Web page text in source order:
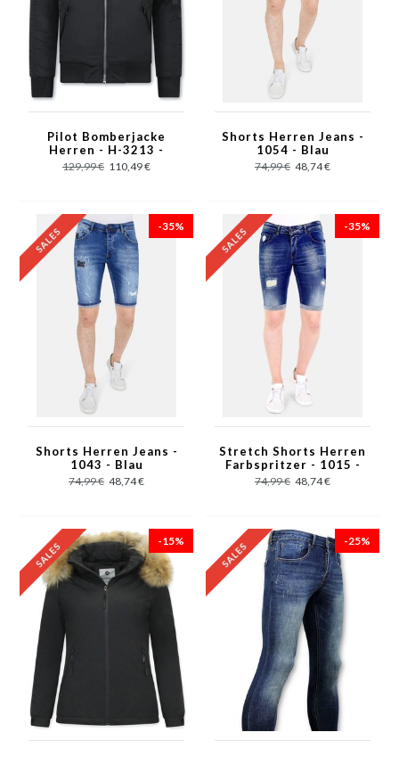
Pilot Bomberjacke
Herren - H-3213 -
Schwarz
129,99 € 110,49 €
Shorts Herren Jeans -
1054 - Blau
74,99 € 48,74 €
-35%
Shorts Herren Jeans -
1043 - Blau
74,99 € 48,74 €
-35%
Stretch Shorts Herren
Farbspritzer - 1015 -
Blau
74,99 € 48,74 €
-15% -25%